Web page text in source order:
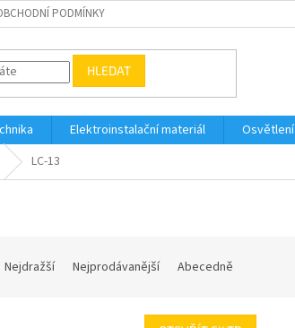
PODMÍNKY
HLEDAT
Elektroinstalační materiál Osvětlení
LC-13
Nejdražší Nejprodávanější Abecedně